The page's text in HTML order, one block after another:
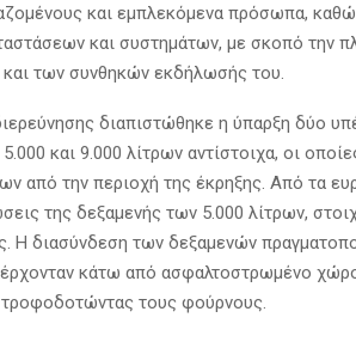
και εμπλεκόμενα πρόσωπα,
και συστημάτων, με σκοπό την
και των συνθηκών εκδήλωσής του.
διαπιστώθηκε η ύπαρξη δύο
και 9.000 λίτρων αντίστοιχα, οι
από την περιοχή της έκρηξης. Από τα
της δεξαμενής των 5.000 λίτρων,
Η διασύνδεση των δεξαμενών
κάτω από ασφαλτοστρωμένο χώρο
τροφοδοτώντας τους φούρνους.